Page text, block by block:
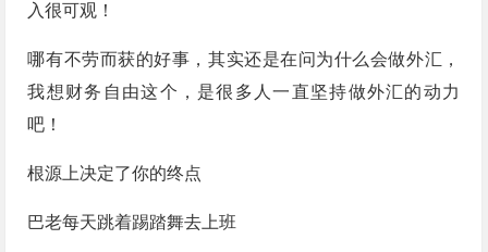
入很可观！
哪有不劳而获的好事，其实还是在问为什么会做外汇，
我想财务自由这个，是很多人一直坚持做外汇的动力
吧！
根源上决定了你的终点
巴老每天跳着踢踏舞去上班